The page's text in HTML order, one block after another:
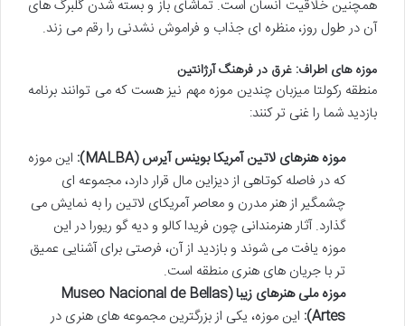
همچنین خلاقیت انسان است. تماشای باز و بسته شدن گلبرگ های
آن در طول روز، منظره ای جذاب و فراموش نشدنی را رقم می زند.
موزه های اطراف: غرق در فرهنگ آرژانتین
منطقه رکولتا میزبان چندین موزه مهم نیز هست که می توانند برنامه
بازدید شما را غنی تر کنند:
موزه هنرهای لاتین آمریکا بوینس آیرس (MALBA):
این موزه
که در فاصله کوتاهی از دیزاین مال قرار دارد، مجموعه ای
چشمگیر از هنر مدرن و معاصر آمریکای لاتین را به نمایش می
گذارد. آثار هنرمندانی چون فریدا کالو و دیه گو ریورا در این
موزه یافت می شوند و بازدید از آن، فرصتی برای آشنایی عمیق
تر با جریان های هنری منطقه است.
موزه ملی هنرهای زیبا (Museo Nacional de Bellas
Artes): این موزه، یکی از بزرگترین مجموعه های هنری در